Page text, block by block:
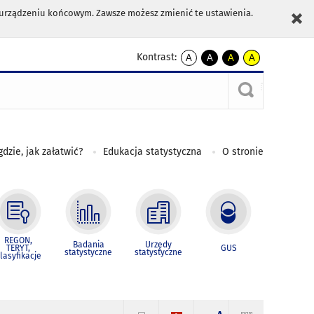
końcowym. Zawsze możesz zmienić te ustawienia.
Kontrast:
A
kontrast
A
kontrast
czarnym
A
kontrast
żółty
tekst
czarnym
A
kontrast
czarny
tekst
żółtym
jak załatwić? Edukacja statystyczna O stronie
REGON,
TERYT, Badania
statystyczne
Urzędy
statystyczne GUS